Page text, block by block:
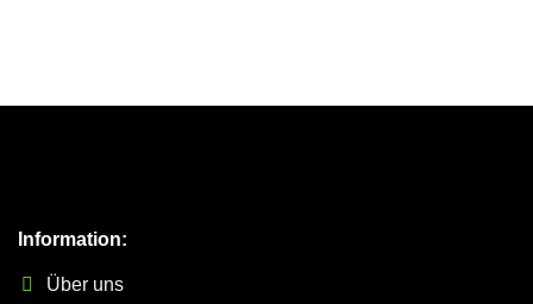
Information:
Über uns